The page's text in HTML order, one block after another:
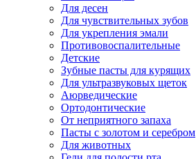
Для десен
Для чувствительных зубов
Для укрепления эмали
Противовоспалительные
Детские
Зубные пасты для курящих
Для ультразвуковых щеток
Аюрведические
Ортодонтические
От неприятного запаха
Пасты с золотом и серебром
Для животных